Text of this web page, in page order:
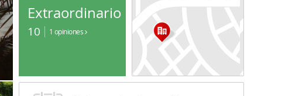
Extraordinario
10 1 opiniones